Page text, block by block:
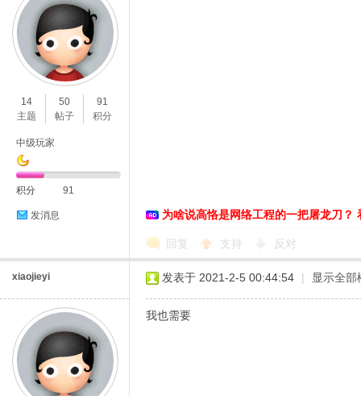
14
主题
50
帖子
91
积分
中级玩家
积分 91
发消息 为啥说高恪是网络工程的一把屠龙刀？
回复 支持 反对
xiaojieyi 发表于 2021-2-5 00:44:54 | 显示全部
我也需要